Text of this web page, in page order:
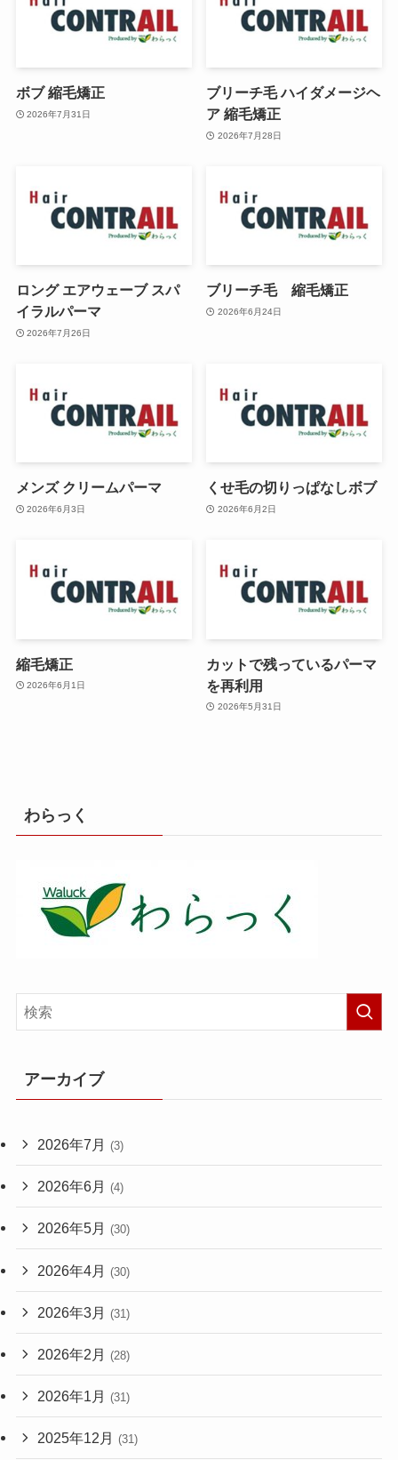
ボブ 縮毛矯正
2026年7月31日
ブリーチ毛 ハイダメージヘ
ア 縮毛矯正
2026年7月28日
ロング エアウェーブ スパ
イラルパーマ
2026年7月26日
ブリーチ毛 縮毛矯正
2026年6月24日
メンズ クリームパーマ
2026年6月3日
くせ毛の切りっぱなしボブ
2026年6月2日
縮毛矯正
2026年6月1日
カットで残っているパーマ
を再利用
2026年5月31日
わらっく
アーカイブ
2026年7月 (3)
2026年6月 (4)
2026年5月 (30)
2026年4月 (30)
2026年3月 (31)
2026年2月 (28)
2026年1月 (31)
2025年12月 (31)